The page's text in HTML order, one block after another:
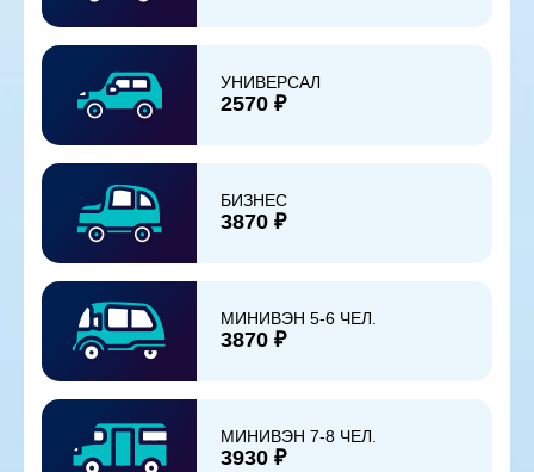
УНИВЕРСАЛ
2570 ₽
БИЗНЕС
3870 ₽
МИНИВЭН 5-6 ЧЕЛ.
3870 ₽
МИНИВЭН 7-8 ЧЕЛ.
3930 ₽